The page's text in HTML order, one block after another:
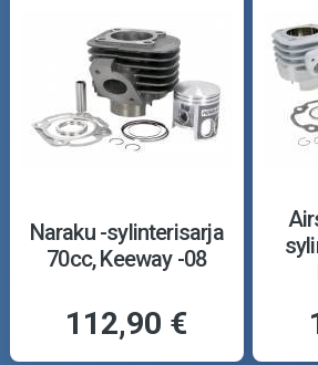
Naraku -sylinterisarja
70cc, Keeway -08
112,90 €